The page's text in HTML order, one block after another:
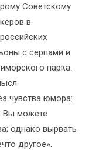
Советскому
в
с серпами и
парка.
чувства юмора:
Вы можете
однако вырвать
другое».